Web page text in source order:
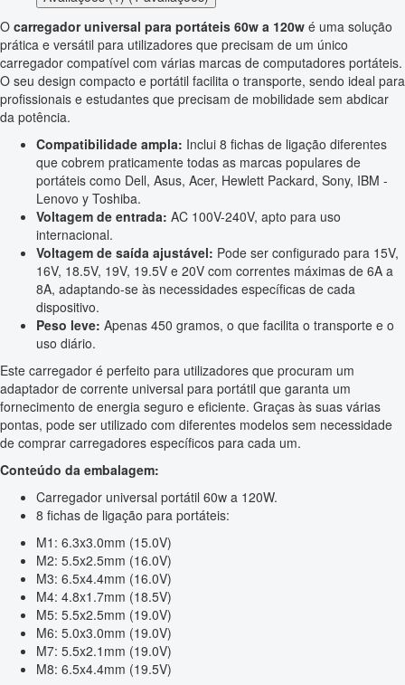
O carregador universal para portáteis 60w a 120w é uma solução
prática e versátil para utilizadores que precisam de um único
carregador compatível com várias marcas de computadores portáteis.
O seu design compacto e portátil facilita o transporte, sendo ideal para
profissionais e estudantes que precisam de mobilidade sem abdicar
da potência.
Compatibilidade ampla: Inclui 8 fichas de ligação diferentes
que cobrem praticamente todas as marcas populares de
portáteis como Dell, Asus, Acer, Hewlett Packard, Sony, IBM -
Lenovo y Toshiba.
Voltagem de entrada: AC 100V-240V, apto para uso
internacional.
Voltagem de saída ajustável: Pode ser configurado para 15V,
16V, 18.5V, 19V, 19.5V e 20V com correntes máximas de 6A a
8A, adaptando-se às necessidades específicas de cada
dispositivo.
Peso leve: Apenas 450 gramos, o que facilita o transporte e o
uso diário.
Este carregador é perfeito para utilizadores que procuram um
adaptador de corrente universal para portátil que garanta um
fornecimento de energia seguro e eficiente. Graças às suas várias
pontas, pode ser utilizado com diferentes modelos sem necessidade
de comprar carregadores específicos para cada um.
Conteúdo da embalagem:
Carregador universal portátil 60w a 120W.
8 fichas de ligação para portáteis:
M1: 6.3x3.0mm (15.0V)
M2: 5.5x2.5mm (16.0V)
M3: 6.5x4.4mm (16.0V)
M4: 4.8x1.7mm (18.5V)
M5: 5.5x2.5mm (19.0V)
M6: 5.0x3.0mm (19.0V)
M7: 5.5x2.1mm (19.0V)
M8: 6.5x4.4mm (19.5V)